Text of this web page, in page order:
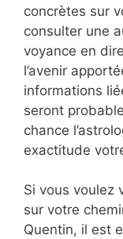
concrètes sur
consulter une
voyance en
l’avenir
informations
seront
chance
exactitude
Si vous voulez
sur votre
Quentin, il est